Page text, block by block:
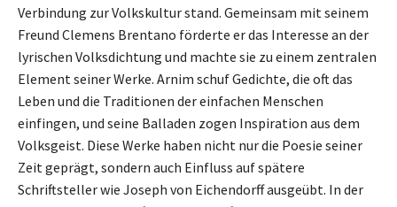
Verbindung zur Volkskultur stand. Gemeinsam mit seinem
Freund Clemens Brentano förderte er das Interesse an der
lyrischen Volksdichtung und machte sie zu einem zentralen
Element seiner Werke. Arnim schuf Gedichte, die oft das
Leben und die Traditionen der einfachen Menschen
einfingen, und seine Balladen zogen Inspiration aus dem
Volksgeist. Diese Werke haben nicht nur die Poesie seiner
Zeit geprägt, sondern auch Einfluss auf spätere
Schriftsteller wie Joseph von Eichendorff ausgeübt. In der